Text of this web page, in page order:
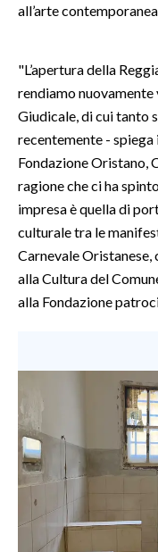
ABBONATI
NECROLOGI
PUBBLICITÀ
STORE
all’arte contemporanea.
"L’apertura della
rendiamo
Giudicale, di cui tanto
recentemente -
Fondazione Oristano,
ragione che ci ha
impresa è quella di
culturale tra le
Carnevale Oristanese,
alla Cultura del
alla Fondazione